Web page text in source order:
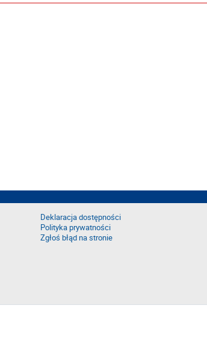
Deklaracja dostępności
Polityka prywatności
Zgłoś błąd na stronie